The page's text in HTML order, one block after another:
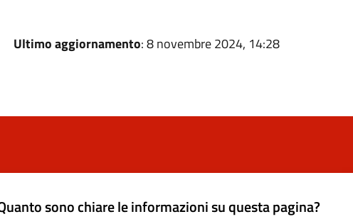
Ultimo aggiornamento: 8 novembre 2024, 14:28
sono chiare le informazioni su questa pagina?